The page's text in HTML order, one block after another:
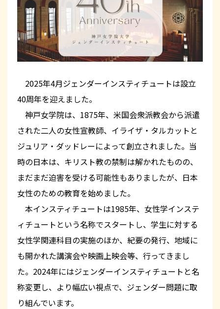
2025年4月ジェンダーインスティチュートは設立
40周年を迎えました。
神戸女学院は、1875年、米国会衆派教会から派遣
された二人の女性宣教師、イライザ・タルカットと
ジュリア・ダッドレーによって創立されました。当
時の日本は、キリスト教の禁制は解かれたものの、
まだまだ迫害を受ける可能性もありましたが、日本
女性のための教育を始めました。
本インスティチュートは1985年、女性学インステ
ィチュートという名称でスタートし、学生に対する
女性学関連科目の実施のほか、紀要の発行、地域に
も開かれた講演会や映画上映会等、行ってきまし
た。2024年にはジェンダーインスティチュートと名
称変更し、より幅広い視点で、ジェンダー問題に取
り組んでいます。